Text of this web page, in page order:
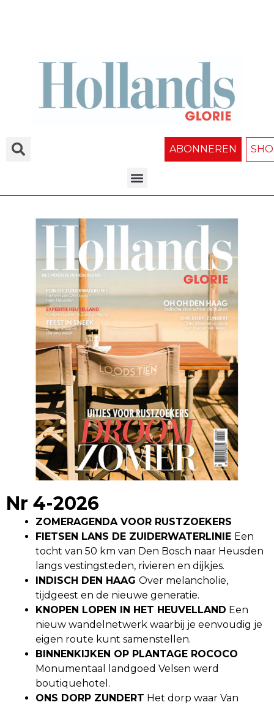
ABONNEREN
Nr 4-2026
ZOMERAGENDA VOOR RUSTZOEKERS
FIETSEN LANS DE ZUIDERWATERLINIE Een
tocht van 50 km van Den Bosch naar Heusden
langs vestingsteden, rivieren en dijkjes.
INDISCH DEN HAAG Over melancholie,
tijdgeest en de nieuwe generatie.
KNOPEN LOPEN IN HET HEUVELLAND Een
nieuw wandelnetwerk waarbij je eenvoudig je
eigen route kunt samenstellen.
BINNENKIJKEN OP PLANTAGE ROCOCO
Monumentaal landgoed Velsen werd
boutiquehotel.
ONS DORP ZUNDERT Het dorp waar Van